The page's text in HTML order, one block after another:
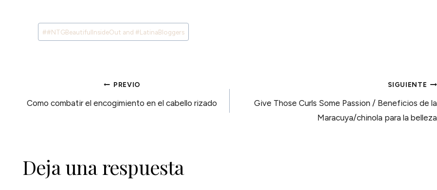
Tags
de
##NTGBeautifulInsideOut and #LatinaBloggers
NAVEGACIÓN
ENTRADAS
PREVIO
Como combatir el encogimiento en el cabello rizado
SIGUIENTE
Give Those Curls Some Passion / Beneficios de la
Maracuya/chinola para la belleza
Deja una respuesta